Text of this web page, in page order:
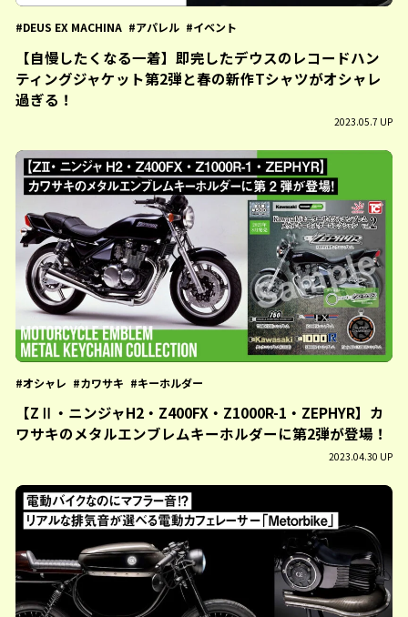
DEUS EX MACHINA アパレル イベント
【自慢したくなる一着】即完したデウスのレコードハン
ティングジャケット第2弾と春の新作Tシャツがオシャレ
過ぎる！
2023.05.7 UP
オシャレ カワサキ キーホルダー
【ZⅡ・ニンジャH2・Z400FX・Z1000R-1・ZEPHYR】カ
ワサキのメタルエンブレムキーホルダーに第2弾が登場！
2023.04.30 UP